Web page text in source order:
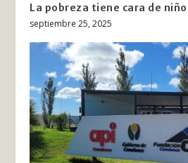
La pobreza tiene cara de niño
septiembre 25, 2025